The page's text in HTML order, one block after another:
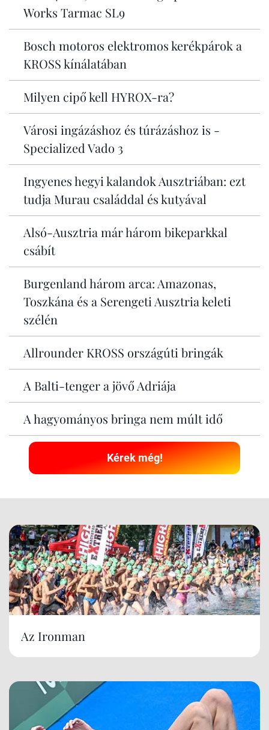
Works Tarmac SL9
Bosch motoros elektromos kerékpárok a
KROSS kínálatában
Milyen cipő kell HYROX-ra?
Városi ingázáshoz és túrázáshoz is -
Specialized Vado 3
Ingyenes hegyi kalandok Ausztriában: ezt
tudja Murau családdal és kutyával
Alsó-Ausztria már három bikeparkkal
csábít
Burgenland három arca: Amazonas,
Toszkána és a Serengeti Ausztria keleti
szélén
Allrounder KROSS országúti bringák
A Balti-tenger a jövő Adriája
A hagyományos bringa nem múlt idő
Kérek még!
Az Ironman